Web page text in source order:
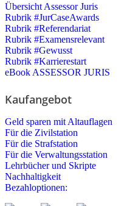
Übersicht Assessor Juris
Rubrik #JurCaseAwards
Rubrik #Referendariat
Rubrik #Examensrelevant
Rubrik #Gewusst
Rubrik #Karrierestart
eBook ASSESSOR JURIS
Kaufangebot
Geld sparen mit Altauflagen
Für die Zivilstation
Für die Strafstation
Für die Verwaltungsstation
Lehrbücher und Skripte
Nachhaltigkeit
Bezahloptionen: